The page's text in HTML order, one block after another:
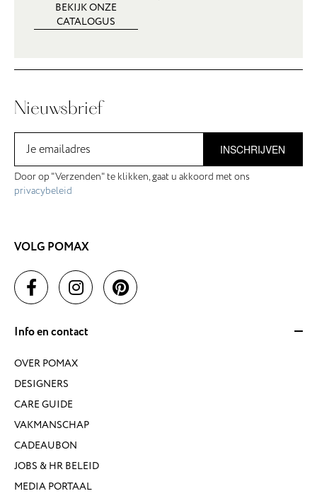
BEKIJK ONZE
CATALOGUS
Nieuwsbrief
INSCHRIJVEN
Door op "Verzenden" te klikken, gaat u akkoord met ons
privacybeleid
VOLG POMAX
Info en contact
OVER POMAX
DESIGNERS
CARE GUIDE
VAKMANSCHAP
CADEAUBON
JOBS & HR BELEID
MEDIA PORTAAL